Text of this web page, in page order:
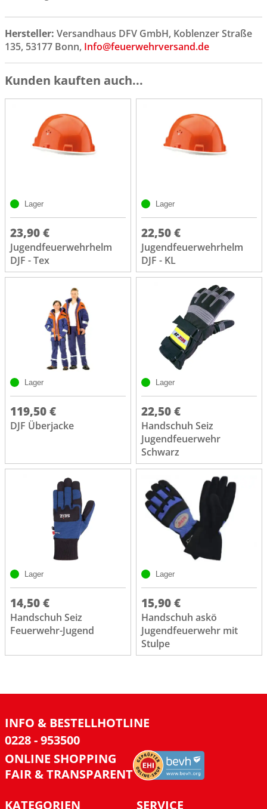
Hersteller: Versandhaus DFV GmbH, Koblenzer Straße
135, 53177 Bonn, Info@feuerwehrversand.de
Kunden kauften auch...
Lager
23,90 €
Jugendfeuerwehrhelm
DJF - Tex
Lager
22,50 €
Jugendfeuerwehrhelm
DJF - KL
Lager
119,50 €
DJF Überjacke
Lager
22,50 €
Handschuh Seiz
Jugendfeuerwehr
Schwarz
Lager
14,50 €
Handschuh Seiz
Feuerwehr-Jugend
Lager
15,90 €
Handschuh askö
Jugendfeuerwehr mit
Stulpe
INFO & BESTELLHOTLINE
0228 - 953500
ONLINE SHOPPING
FAIR & TRANSPARENT
KATEGORIEN
SERVICE